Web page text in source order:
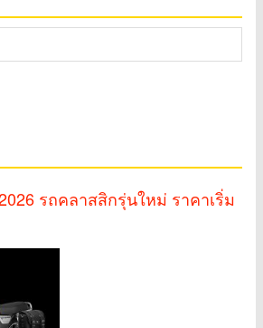
รถคลาสสิกรุ่นใหม่ ราคาเริ่ม